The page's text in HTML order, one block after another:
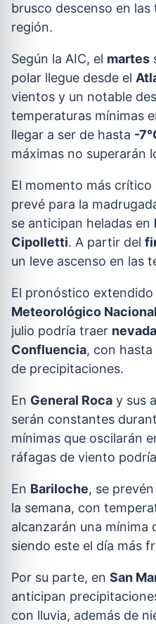
brusco descenso en
región.
Según la AIC, el martes
polar llegue desde el
vientos y un notable
temperaturas mínimas
llegar a ser de hasta -
máximas no superarán
El momento más
prevé para la
se anticipan heladas en
Cipolletti. A partir del
un leve ascenso en las
El pronóstico extendido
Meteorológico Nacional
julio podría traer nevada
Confluencia, con hasta
de precipitaciones.
En General Roca y sus
serán constantes
mínimas que oscilarán
ráfagas de viento
En Bariloche, se prevén
la semana, con
alcanzarán una mínima
siendo este el día más
Por su parte, en San
anticipan
con lluvia, además de